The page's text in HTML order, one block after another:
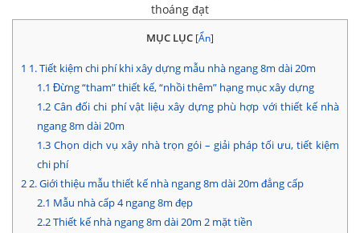
thoáng đạt
MỤC LỤC [Ẩn]
1 1. Tiết kiệm chi phí khi xây dựng mẫu nhà ngang 8m dài 20m
1.1 Đừng “tham” thiết kế, “nhồi thêm” hạng mục xây dựng
1.2Cân đối chi phí vật liệu xây dựng phù hợp với thiết kế nhà
ngang 8m dài 20m
1.3Chọn dịch vụ xây nhà trọn gói – giải pháp tối ưu, tiết kiệm
chi phí
22. Giới thiệu mẫu thiết kế nhà ngang 8m dài 20m đẳng cấp
2.1 Mẫu nhà cấp 4 ngang 8m đẹp
2.2Thiết kế nhà ngang 8m dài 20m 2 mặt tiền